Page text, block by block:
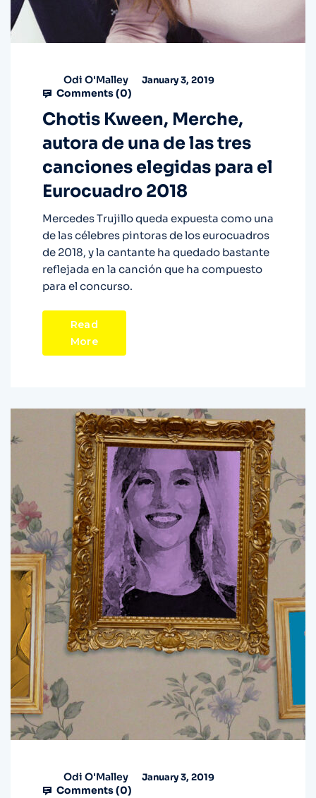
Odi O'Malley January 3, 2019
Comments (0)
Chotis Kween, Merche,
autora de una de las tres
canciones elegidas para el
Eurocuadro 2018
Mercedes Trujillo queda expuesta como una
de las célebres pintoras de los eurocuadros
de 2018, y la cantante ha quedado bastante
reflejada en la canción que ha compuesto
para el concurso.
Read
More
Odi O'Malley January 3, 2019
Comments (0)